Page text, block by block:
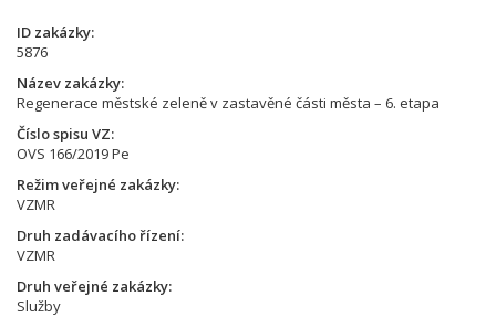
ID zakázky
5876
Název zakázky
Regenerace městské zeleně v zastavěné části města – 6. etapa
Číslo spisu VZ
OVS 166/2019 Pe
Režim veřejné zakázky
VZMR
Druh zadávacího řízení
VZMR
Druh veřejné zakázky
Služby